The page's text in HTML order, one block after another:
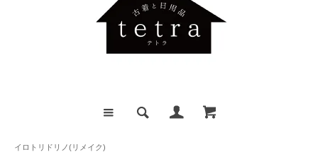
イロトリドリノ(リメイク)